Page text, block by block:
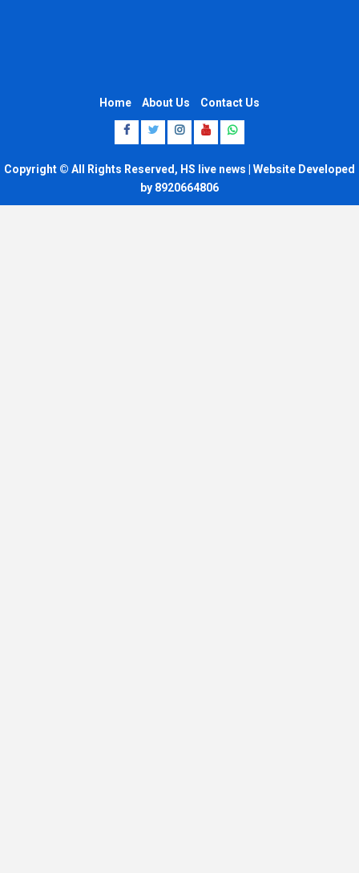
Home About Us Contact Us
Facebook
Twitter
Instagram
Youtube
Whatsapp
Copyright © All Rights Reserved, HS live news | Website Developed
by 8920664806